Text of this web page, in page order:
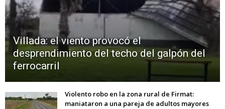
Villada: el viento provocó el
desprendimiento del techo del galpón del
ferrocarril
Violento robo en la zona rural de Firmat:
maniataron a una pareja de adultos mayores